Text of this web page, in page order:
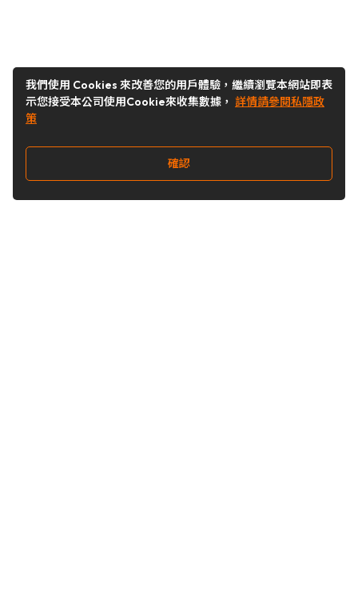
我們使用 Cookies 來改善您的用戶體驗，繼續瀏覽本網站即表
示您接受本公司使用Cookie來收集數據， 詳情請參閱私隱政
策
確認